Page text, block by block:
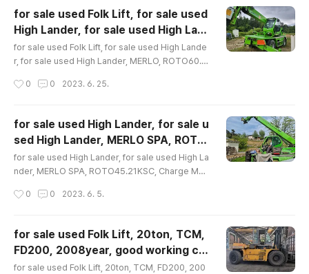
비플랜트, for sale used Folk Lift Battery, for sale u
sed Electric Fork Lift, 2.5ton, Hyundai, 25B-9F, 2
018year, 3step-mast H4500mm, EMAIL-- smgy
o@naver.com,..
for sale used Folk Lift, for sale used
High Lander, for sale used High Lan
der, MERLO, ROTO60.24MCSS, 2017
year, EMAIL-- smgyo@naver.com, 중
고하이랜더수출매매문의, 중고하이랜더수출
for sale used Folk Lift, for sale used High Lande
r, for sale used High Lander, MERLO, ROTO60.2
중고하이랜더수출매매문의, 중고하이랜더수출매매문의,
e used High Lander, for sale used High Lander,
MERLO, ROTO60.24MCSS, 2017year, EMAIL-- s
mgyo@naver.com, 중고하이랜더수출매매문의, 중고
하이랜더수출매매문의, 멜로 (메로), 2017년식, 상태양..
0 0 2023. 6. 25.
for sale used High Lander, for sale u
sed High Lander, MERLO SPA, ROTO
45.21KSC, Charge Max, Max capacit
y 4500kg, Weight 14520kg, BooM 4
5M,2003year, EMAIL-- smgyo@nave
r.com, 중고 하이랜더 매매문의, 중고 하이랜
for sale used High Lander, for sale used High La
nder, MERLO SPA, ROTO45.21KSC, Charge Ma
M 45M,2003year, EMAIL-- smgyo@naver.com,
양호, 문의 02-2677-5544, 대가중장비플랜트, for sal
e used High Lander, for sale used High Lander,
MERLO SPA, ROTO45.21KSC, Charge Max, Max
0 0 2023. 6. 5.
for sale used Folk Lift, 20ton, TCM,
FD200, 2008year, good working co
ndition, EMAIL--smgyo@naver.com,
for sale used Folk Lift, 20ton, TCM, FD200, 200